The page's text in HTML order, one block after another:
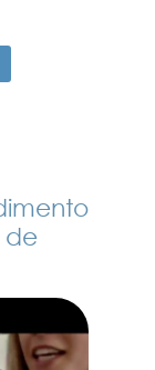
de